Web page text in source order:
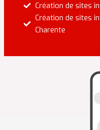
Création de sites
Création de sites
Charente